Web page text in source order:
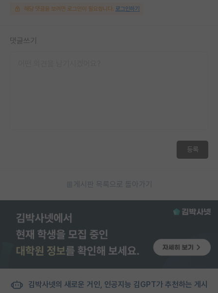
해당 댓글을 보려면 로그인이 필요합니다. 로그인하기
댓글쓰기
등록
게시판 목록으로 돌아가기
김박사넷의 새로운 거인, 인공지능 김GPT가 추천하는 게시